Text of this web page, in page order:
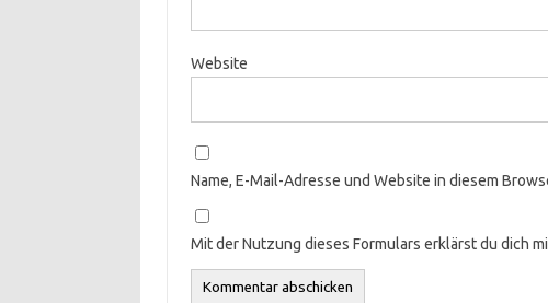
Website
Name, E-Mail-Adresse und Website in diesem
Mit der Nutzung dieses Formulars erklärst du dich